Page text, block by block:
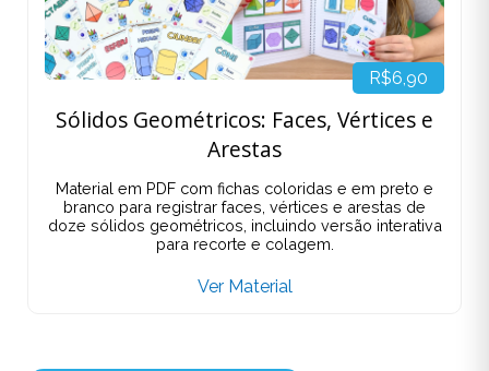
R$6,90
Sólidos Geométricos: Faces, Vértices e
Arestas
Material em PDF com fichas coloridas e em preto e
branco para registrar faces, vértices e arestas de
doze sólidos geométricos, incluindo versão interativa
para recorte e colagem.
Ver Material